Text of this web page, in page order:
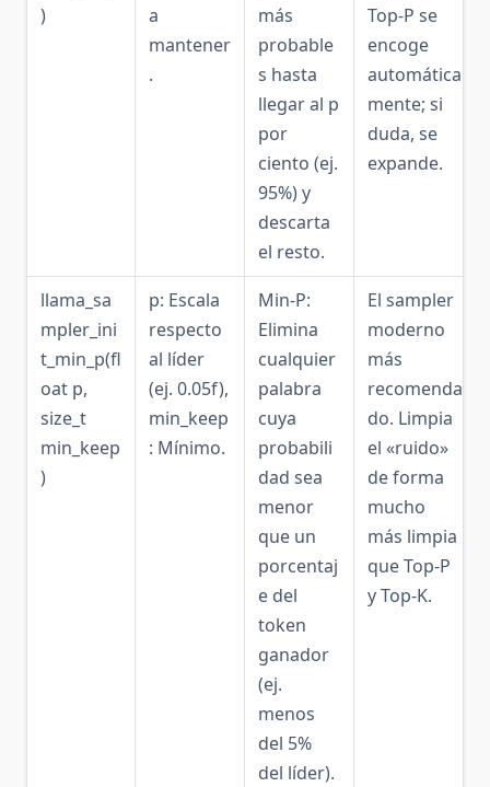
)
a
mantener
.
más
probable
s hasta
llegar al p
por
ciento (ej.
95%) y
descarta
el resto.
Top-P se
encoge
automática
mente; si
duda, se
expande.
llama_sa
mpler_ini
t_min_p(fl
oat p,
size_t
min_keep
)
p: Escala
respecto
al líder
(ej. 0.05f),
min_keep
: Mínimo.
Min-P:
Elimina
cualquier
palabra
cuya
probabili
dad sea
menor
que un
porcentaj
e del
token
ganador
(ej.
menos
del 5%
del líder).
El sampler
moderno
más
recomenda
do. Limpia
el «ruido»
de forma
mucho
más limpia
que Top-P
y Top-K.